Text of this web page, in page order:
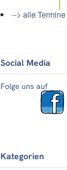
Office 365
--> alle Termine
Social Media
Folge uns auf
Kategorien